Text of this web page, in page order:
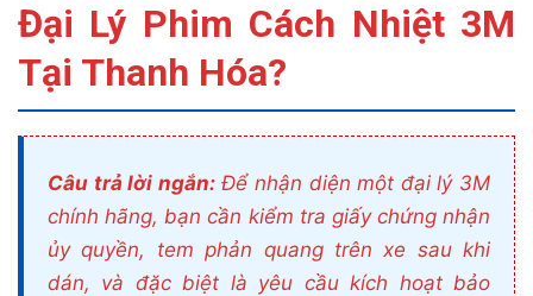
Đại Lý Phim Cách Nhiệt 3M
Tại Thanh Hóa?
Câu trả lời ngắn:Để nhận diện một đại lý 3M
chính hãng, bạn cần kiểm tra giấy chứng nhận
ủy quyền, tem phản quang trên xe sau khi
dán, và đặc biệt là yêu cầu kích hoạt bảo